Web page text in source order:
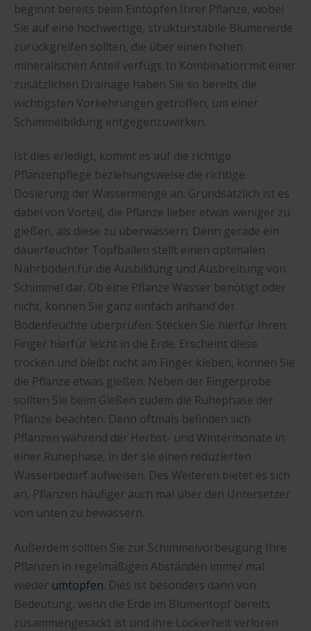
beginnt bereits beim Eintopfen Ihrer Pflanze, wobei
Sie auf eine hochwertige, strukturstabile Blumenerde
zurückgreifen sollten, die über einen hohen
mineralischen Anteil verfügt. In Kombination mit einer
zusätzlichen Drainage haben Sie so bereits die
wichtigsten Vorkehrungen getroffen, um einer
Schimmelbildung entgegenzuwirken.
Ist dies erledigt, kommt es auf die richtige
Pflanzenpflege beziehungsweise die richtige
Dosierung der Wassermenge an. Grundsätzlich ist es
dabei von Vorteil, die Pflanze lieber etwas weniger zu
gießen, als diese zu überwässern. Denn gerade ein
dauerfeuchter Topfballen stellt einen optimalen
Nährboden für die Ausbildung und Ausbreitung von
Schimmel dar. Ob eine Pflanze Wasser benötigt oder
nicht, können Sie ganz einfach anhand der
Bodenfeuchte überprüfen. Stecken Sie hierfür Ihren
Finger hierfür leicht in die Erde. Erscheint diese
trocken und bleibt nicht am Finger kleben, können Sie
die Pflanze etwas gießen. Neben der Fingerprobe
sollten Sie beim Gießen zudem die Ruhephase der
Pflanze beachten. Denn oftmals befinden sich
Pflanzen während der Herbst- und Wintermonate in
einer Ruhephase, in der sie einen reduzierten
Wasserbedarf aufweisen. Des Weiteren bietet es sich
an, Pflanzen häufiger auch mal über den Untersetzer
von unten zu bewässern.
Außerdem sollten Sie zur Schimmelvorbeugung Ihre
Pflanzen in regelmäßigen Abständen immer mal
wieder umtopfen. Dies ist besonders dann von
Bedeutung, wenn die Erde im Blumentopf bereits
zusammengesackt ist und ihre Lockerheit verloren